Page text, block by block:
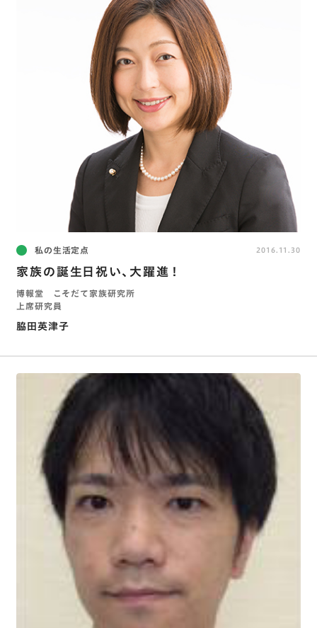
私の生活定点
家族の誕生日祝い、大躍進！
博報堂 こそだて家族研究所
上席研究員
脇田英津子
2016.11.30